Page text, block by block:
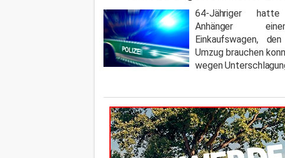
64-Jähriger
Anhänger
Einkaufswagen,
Umzug brauchen
wegen